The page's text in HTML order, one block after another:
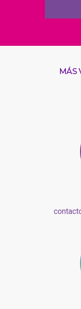
MÁS